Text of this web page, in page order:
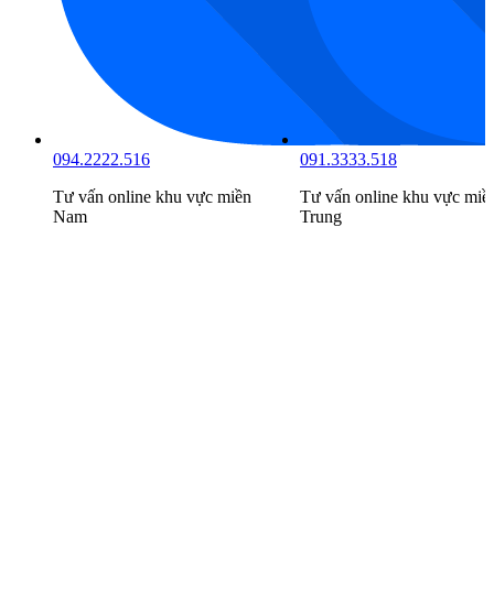
094.2222.516
Tư vấn online khu vực miền
Nam
091.3333.518
Tư vấn online khu vực
Trung